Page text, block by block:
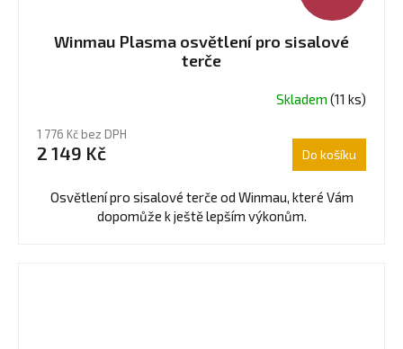
Winmau Plasma osvětlení pro sisalové
terče
produktu
je
Skladem(11 ks)
1 776 Kč bez DPH
2 149 Kč Do košíku
Osvětlení pro sisalové terče od Winmau, které Vám
dopomůže k ještě lepším výkonům.